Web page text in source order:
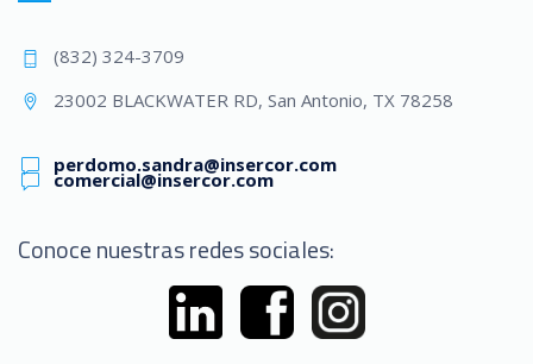
(832) 324-3709
23002 BLACKWATER RD, San Antonio, TX 78258
comercial@insercor.com
perdomo.sandra@insercor.com
Conoce nuestras redes sociales: